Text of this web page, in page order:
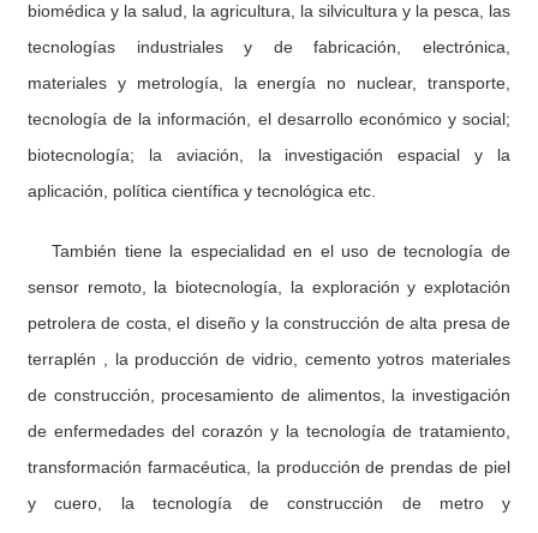
biomédica y la salud, la agricultura, la silvicultura y la pesca, las
tecnologías industriales y de fabricación, electrónica,
materiales y metrología, la energía no nuclear, transporte,
tecnología de la información, el desarrollo económico y social;
biotecnología; la aviación, la investigación espacial y la
aplicación, política científica y tecnológica etc.
También tiene la especialidad en el uso de tecnología de
sensor remoto, la biotecnología, la exploración y explotación
petrolera de costa, el diseño y la construcción de alta presa de
terraplén , la producción de vidrio, cemento yotros materiales
de construcción, procesamiento de alimentos, la investigación
de enfermedades del corazón y la tecnología de tratamiento,
transformación farmacéutica, la producción de prendas de piel
y cuero, la tecnología de construcción de metro y